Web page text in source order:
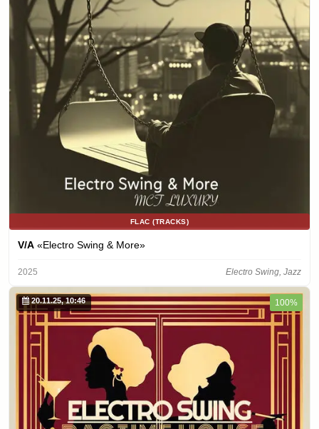
FLAC (TRACKS)
V/A «Electro Swing & More»
2025 Electro Swing, Jazz
20.11.25, 10:46 100%